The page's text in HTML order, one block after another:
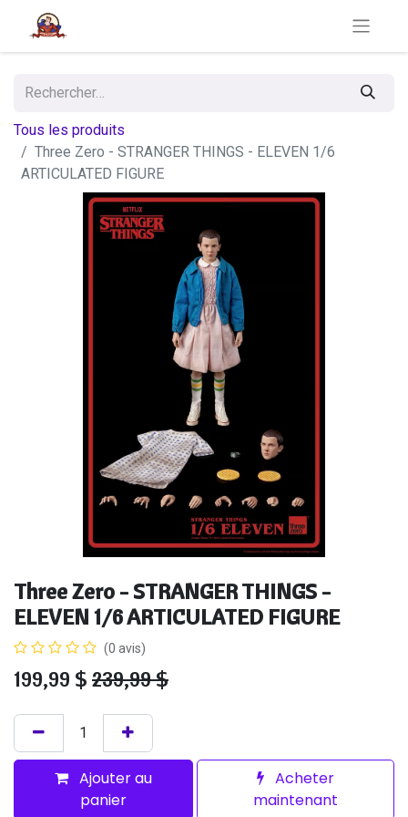
Tous les produits
Three Zero - STRANGER THINGS - ELEVEN 1/6
ARTICULATED FIGURE
Three Zero - STRANGER THINGS -
ELEVEN 1/6 ARTICULATED FIGURE
(0 avis)
199,99 $ 239,99$
Ajouter au
panier
Acheter
maintenant